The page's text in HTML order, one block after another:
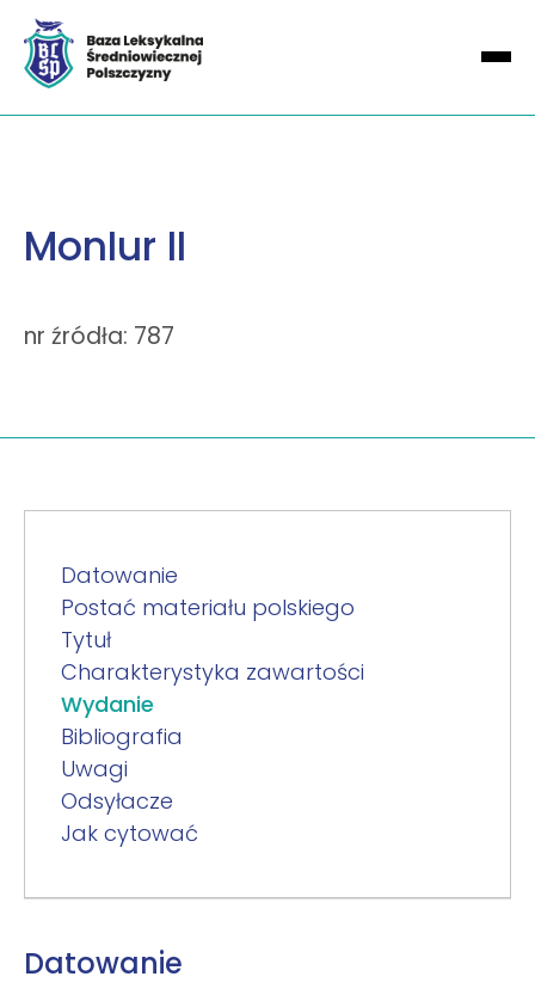
MonIur II
nr źródła: 787
Datowanie
Postać materiału polskiego
Tytuł
Charakterystyka zawartości
Wydanie
Bibliografia
Uwagi
Odsyłacze
Jak cytować
Datowanie